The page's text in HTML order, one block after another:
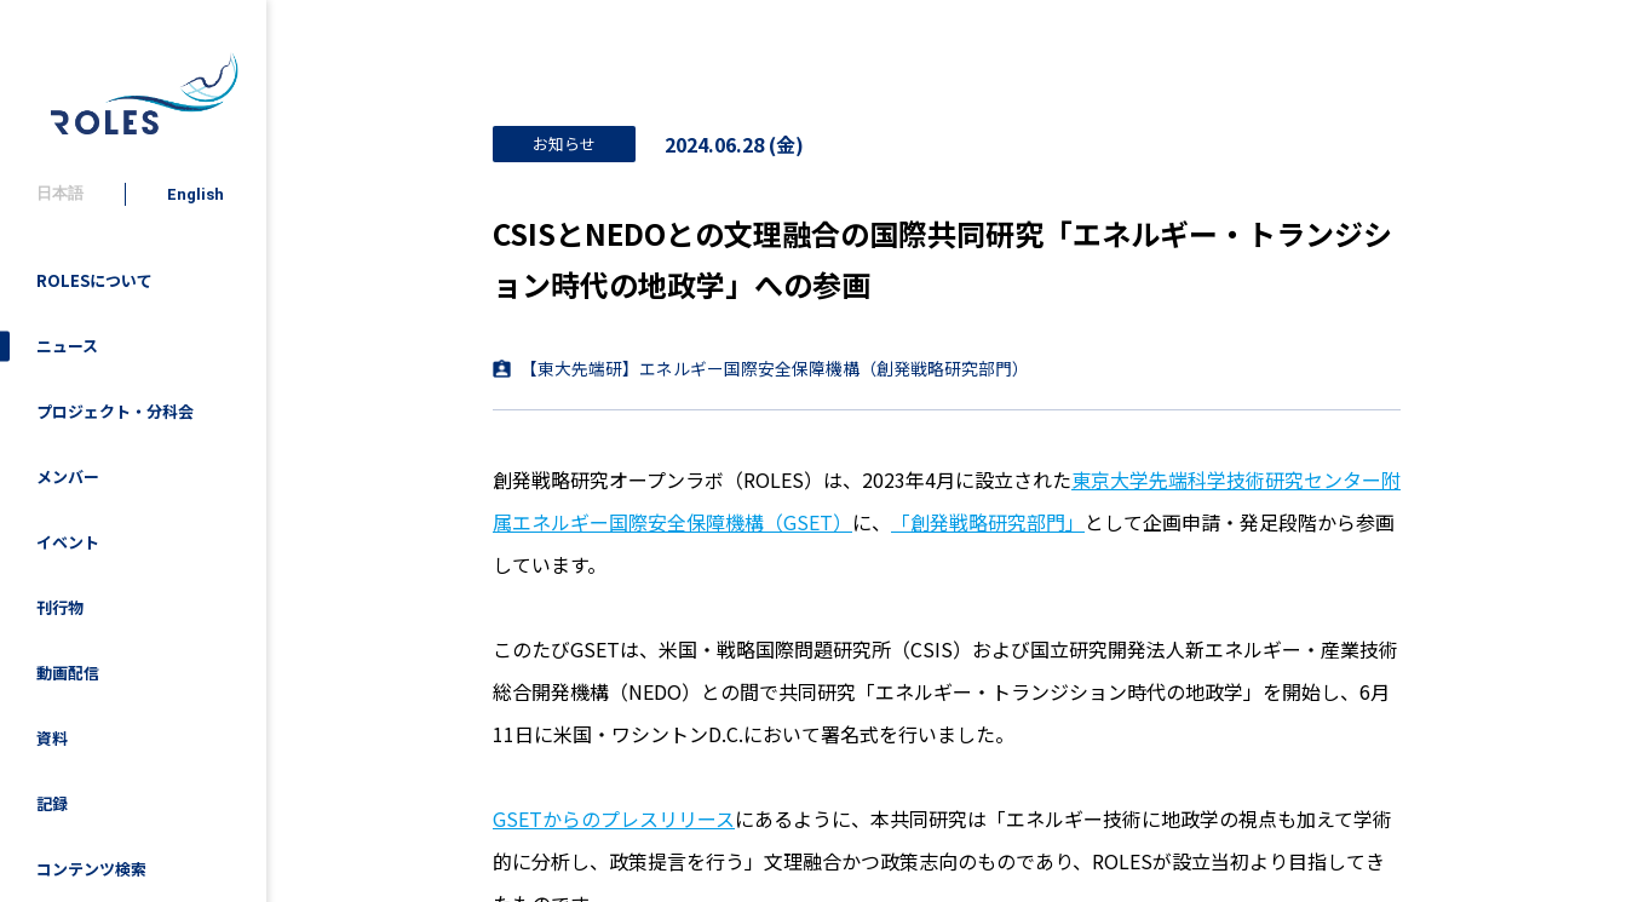
日本語 English
ROLESについて
ニュース
プロジェクト・分科会
メンバー
イベント
刊行物
動画配信
資料
記録
コンテンツ検索
お知らせ 2024.06.28 (金)
CSISとNEDOとの文理融合の国際共同研究「エネルギー・トランジシ
ョン時代の地政学」への参画
【東大先端研】エネルギー国際安全保障機構（創発戦略研究部門）
創発戦略研究オープンラボ（ROLES）は、2023年4月に設立された東京大学先端科学技術研究センター附
属エネルギー国際安全保障機構（GSET） に、 「創発戦略研究部門」 として企画申請・発足段階から参画
しています。
このたびGSETは、米国・戦略国際問題研究所（CSIS）および国立研究開発法人新エネルギー・産業技術
総合開発機構（NEDO）との間で共同研究「エネルギー・トランジション時代の地政学」を開始し、6月
11日に米国・ワシントンD.C.において署名式を行いました。
GSETからのプレスリリースにあるように、本共同研究は「エネルギー技術に地政学の視点も加えて学術
的に分析し、政策提言を行う」文理融合かつ政策志向のものであり、ROLESが設立当初より目指してき